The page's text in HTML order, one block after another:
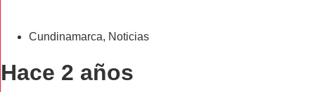
Cundinamarca, Noticias
Hace 2 años